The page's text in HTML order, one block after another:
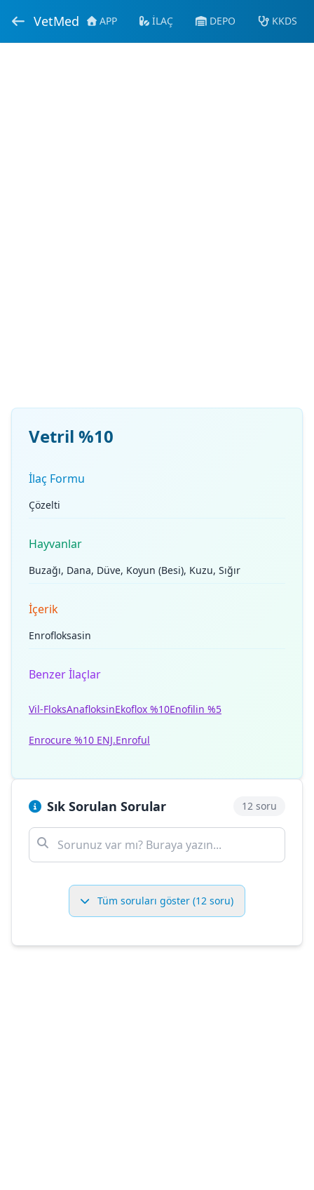
VetMed APP İLAÇ DEPO KKDS
Vetril %10
İlaç Formu
Çözelti
Hayvanlar
Buzağı, Dana, Düve, Koyun (Besi), Kuzu, Sığır
İçerik
Enrofloksasin
Benzer İlaçlar
Vil-FloksAnafloksinEkoflox %10Enofilin %5
Enrocure %10 ENJ.Enroful
Sık Sorulan Sorular 12 soru
Tüm soruları göster (12 soru)